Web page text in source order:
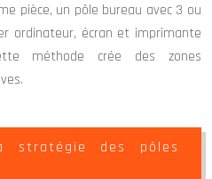
pièce, un pôle bureau avec 3 ou
ordinateur, écran et imprimante
méthode crée des zones
des pôles